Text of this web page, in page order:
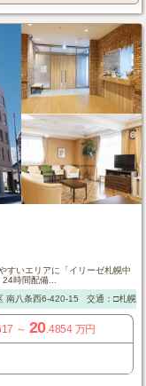
すいエリアに「イリーゼ札幌中
24時間配備...
南八条西6-420-15 交通：□札幌
～ 20.4854 万円